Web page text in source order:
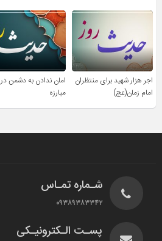
اجر هزار شهید برای منتظران
امام زمان(عج)
امان ندادن به دشمن در
مبارزه
شـماره تمـاس
۰۹۳۸۹۳۸۳۳۴۲
پسـت الـکترونیـکی